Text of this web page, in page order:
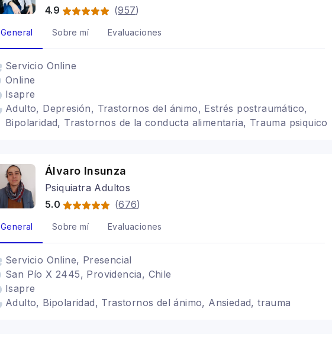
4.9
(957)
General Sobre mí Evaluaciones
Servicio Online
Online
Isapre
Adulto, Depresión, Trastornos del ánimo, Estrés postraumático,
Bipolaridad, Trastornos de la conducta alimentaria, Trauma psiquico
Álvaro Insunza
Psiquiatra Adultos
5.0
(676)
General Sobre mí Evaluaciones
Servicio Online, Presencial
San Pío X 2445, Providencia, Chile
Isapre
Adulto, Bipolaridad, Trastornos del ánimo, Ansiedad, trauma